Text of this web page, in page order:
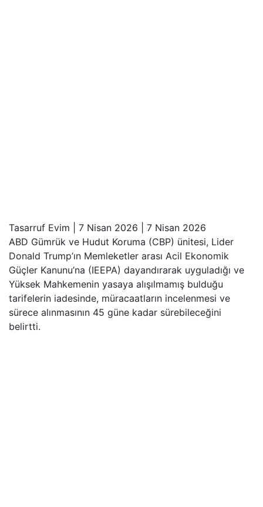
Tasarruf Evim 7 Nisan 2026
7 Nisan 2026
ABD Gümrük ve Hudut Koruma (CBP) ünitesi, Lider
Donald Trump’ın Memleketler arası Acil Ekonomik
Güçler Kanunu’na (IEEPA) dayandırarak uyguladığı ve
Yüksek Mahkemenin yasaya alışılmamış bulduğu
tarifelerin iadesinde, müracaatların incelenmesi ve
sürece alınmasının 45 güne kadar sürebileceğini
belirtti.